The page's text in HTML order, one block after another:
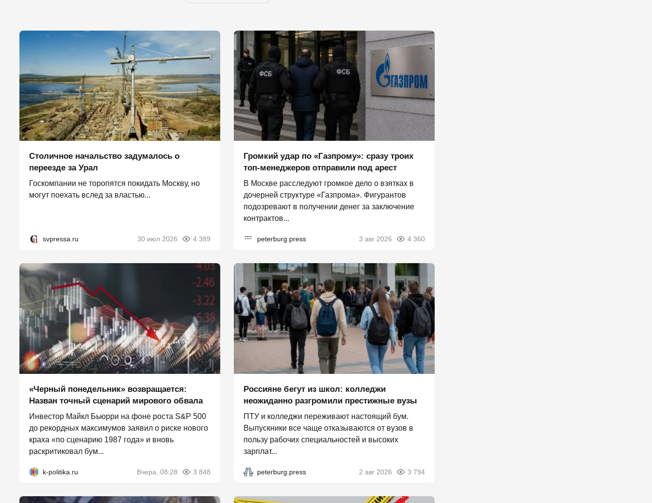
Столичное начальство задумалось о
переезде за Урал
Госкомпании не торопятся покидать Москву, но
могут поехать вслед за властью...
svpressa.ru 30 июл 2026 4 389
Громкий удар по «Газпрому»: сразу троих
топ-менеджеров отправили под арест
В Москве расследуют громкое дело о взятках в
дочерней структуре «Газпрома». Фигурантов
подозревают в получении денег за заключение
контрактов...
peterburg.press 3 авг 2026 4 360
«Черный понедельник» возвращается:
Назван точный сценарий мирового обвала
Инвестор Майкл Бьюрри на фоне роста S&P 500
до рекордных максимумов заявил о риске нового
краха «по сценарию 1987 года» и вновь
раскритиковал бум...
k-politika.ru Вчера, 08:28 3 848
Россияне бегут из школ: колледжи
неожиданно разгромили престижные вузы
ПТУ и колледжи переживают настоящий бум.
Выпускники все чаще отказываются от вузов в
пользу рабочих специальностей и высоких
зарплат...
peterburg.press 2 авг 2026 3 794